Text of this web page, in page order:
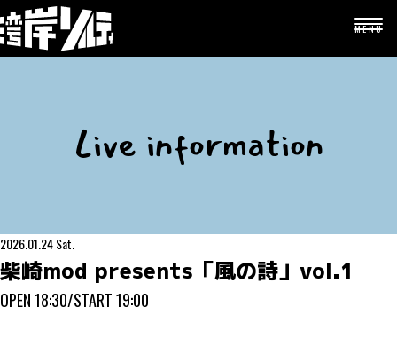
メ
ニ
MENU
Live information
柴崎mod presents「風の詩」vol.1
2026.01.24 Sat.
OPEN 18:30/START 19:00